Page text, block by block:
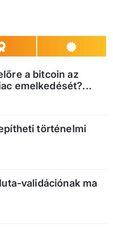
a bitcoin az
emelkedését?...
történelmi
validációnak ma